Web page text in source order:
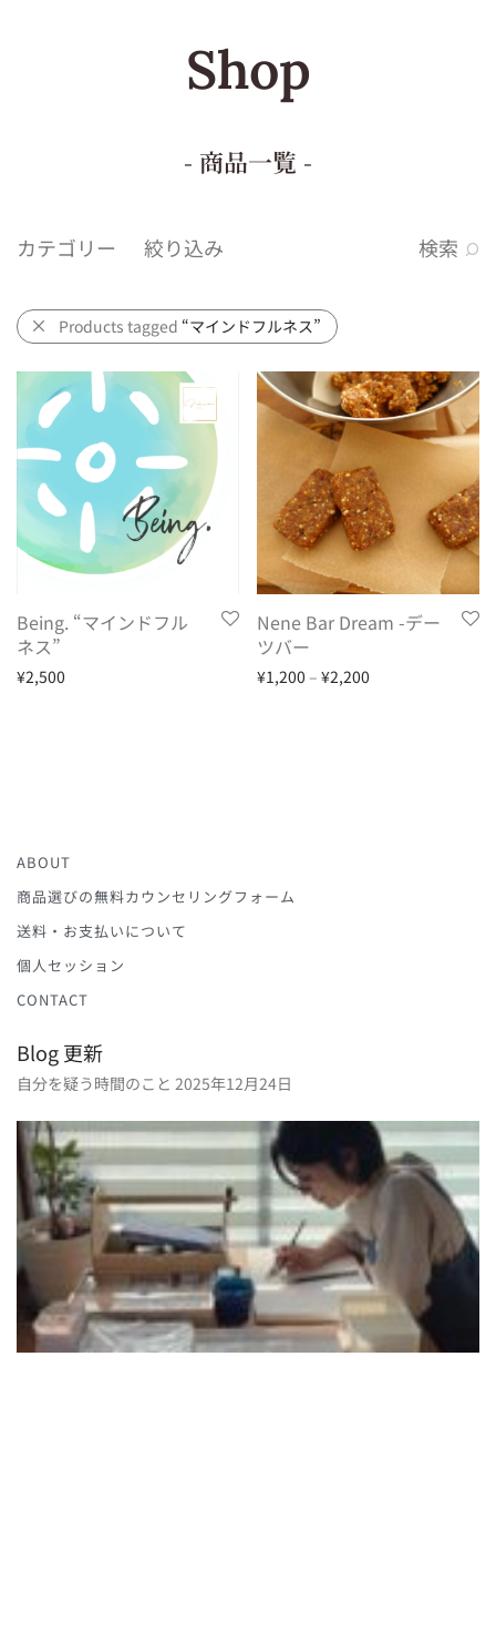
Shop
- 商品一覧 -
カテゴリー 絞り込み 検索
Products tagged “マインドフルネス”
Being. “マインドフル
ネス”
¥2,500
Nene Bar Dream -デー
ツバー
¥1,200 – ¥2,200
ABOUT
商品選びの無料カウンセリングフォーム
送料・お支払いについて
個人セッション
CONTACT
Blog 更新
自分を疑う時間のこと 2025年12月24日